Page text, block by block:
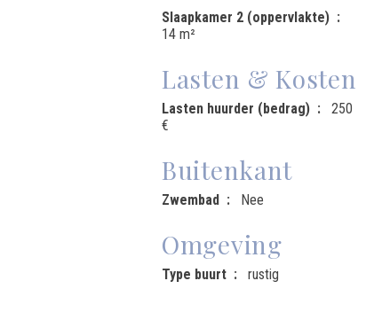
Slaapkamer 2 (oppervlakte)
14 m²
Lasten & Kosten
Lasten huurder (bedrag)
250
€
Buitenkant
Zwembad Nee
Omgeving
Type buurt rustig